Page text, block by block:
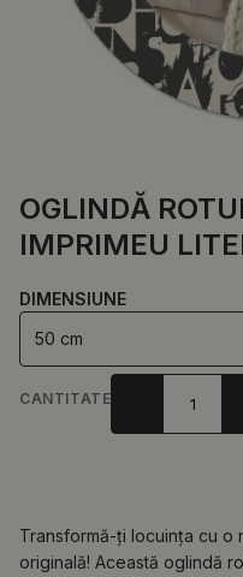
OGLINDĂ
IMPRIMEU
DIMENSIUNE
50 cm
CANTITATE
Transformă-ți locuința cu o
originală! Această oglindă